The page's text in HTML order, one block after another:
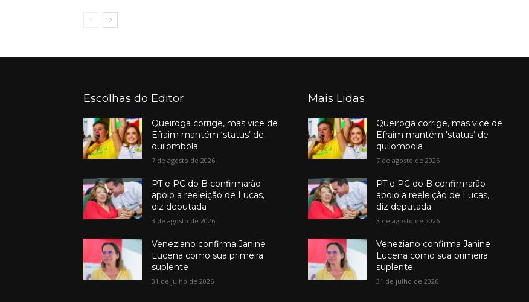
Escolhas do Editor
Queiroga corrige, mas vice de
Efraim mantém ‘status’ de
quilombola
7 de agosto de 2026
PT e PC do B confirmarão
apoio a reeleição de Lucas,
diz deputada
3 de agosto de 2026
Veneziano confirma Janine
Lucena como sua primeira
suplente
31 de julho de 2026
Mais Lidas
Queiroga corrige, mas vice de
Efraim mantém ‘status’ de
quilombola
7 de agosto de 2026
PT e PC do B confirmarão
apoio a reeleição de Lucas,
diz deputada
3 de agosto de 2026
Veneziano confirma Janine
Lucena como sua primeira
suplente
31 de julho de 2026